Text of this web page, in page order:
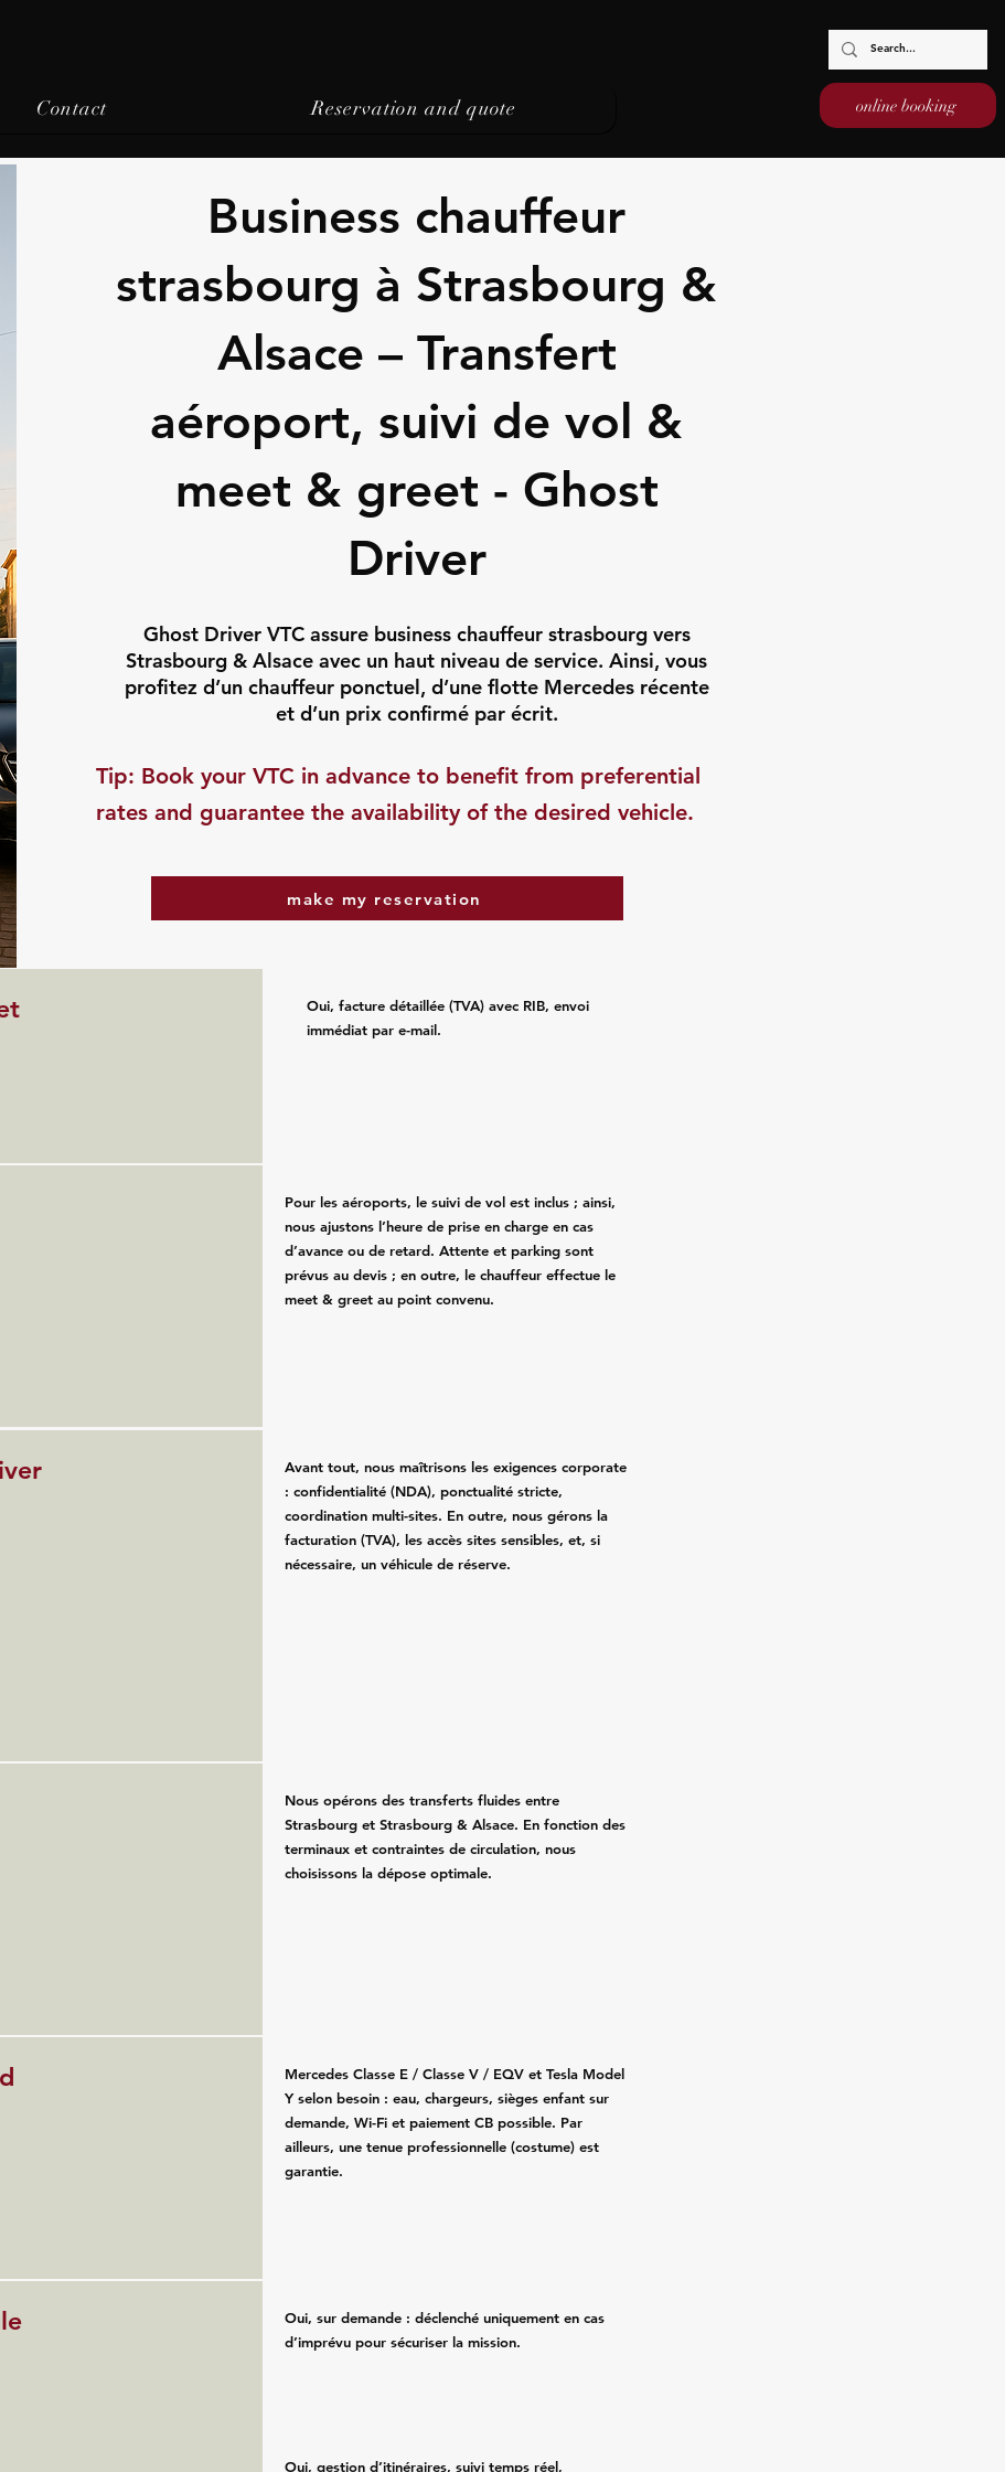
Contact Reservation and quote online booking
Business chauffeur
strasbourg à Strasbourg &
Alsace – Transfert
aéroport, suivi de vol &
meet & greet - Ghost
Driver
Ghost Driver VTC assure business chauffeur strasbourg vers
Strasbourg & Alsace avec un haut niveau de service. Ainsi, vous
profitez d’un chauffeur ponctuel, d’une flotte Mercedes récente
et d’un prix confirmé par écrit.
​Tip: Book your VTC in advance to benefit from preferential
rates and guarantee the availability of the desired vehicle.
make my reservation
Oui, facture détaillée (TVA) avec RIB, envoi
immédiat par e-mail.
Pour les aéroports, le suivi de vol est inclus ; ainsi,
nous ajustons l’heure de prise en charge en cas
d’avance ou de retard. Attente et parking sont
prévus au devis ; en outre, le chauffeur effectue le
meet & greet au point convenu.
Avant tout, nous maîtrisons les exigences corporate
: confidentialité (NDA), ponctualité stricte,
coordination multi-sites. En outre, nous gérons la
facturation (TVA), les accès sites sensibles, et, si
nécessaire, un véhicule de réserve.
Nous opérons des transferts fluides entre
Strasbourg et Strasbourg & Alsace. En fonction des
terminaux et contraintes de circulation, nous
choisissons la dépose optimale.
Mercedes Classe E / Classe V / EQV et Tesla Model
Y selon besoin : eau, chargeurs, sièges enfant sur
demande, Wi-Fi et paiement CB possible. Par
ailleurs, une tenue professionnelle (costume) est
garantie.
Oui, sur demande : déclenché uniquement en cas
d’imprévu pour sécuriser la mission.
Oui, gestion d’itinéraires, suivi temps réel,